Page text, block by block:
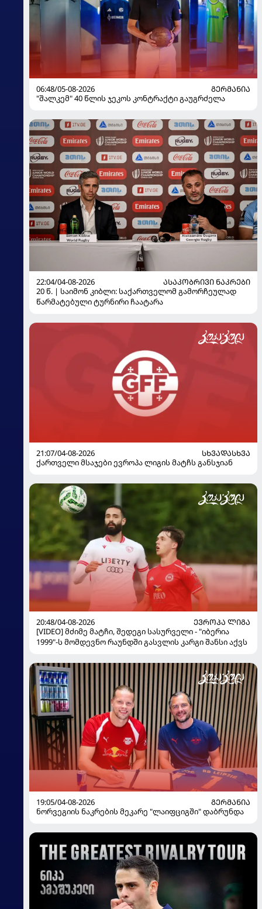
06:48/05-08-2026
ᲒᲔᲠᲛᲐᲜᲘᲐ
"შალკემ" 40 წლის ჯეკოს კონტრაქტი გაუგრძელა
22:04/04-08-2026
ᲐᲡᲐᲙᲝᲑᲠᲘᲕᲘ ᲜᲐᲙᲠᲔᲑᲘ
20 წ. | საიმონ კიბლი: საქართველომ გამორჩეულად
წარმატებული ტურნირი ჩაატარა
21:07/04-08-2026
ᲡᲮᲕᲐᲓᲐᲡᲮᲕᲐ
ქართველი მსაჯები ევროპა ლიგის მატჩს განსჯიან
20:48/04-08-2026
ᲔᲕᲠᲝᲞᲐ ᲚᲘᲒᲐ
[VIDEO] მძიმე მატჩი, შედეგი სასურველი - "იბერია
1999"-ს მომდევნო რაუნდში გასვლის კარგი შანსი აქვს
19:05/04-08-2026
ᲒᲔᲠᲛᲐᲜᲘᲐ
ნორვეგიის ნაკრების მეკარე "ლაიფციგში" დაბრუნდა